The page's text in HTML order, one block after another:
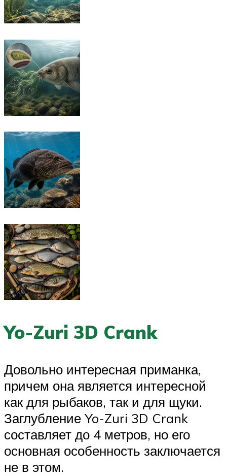
Yo-Zuri 3D Crank
Довольно интересная приманка,
причем она является интересной
как для рыбаков, так и для щуки.
Заглубление Yo-Zuri 3D Crank
составляет до 4 метров, но его
основная особенность заключается
не в этом.